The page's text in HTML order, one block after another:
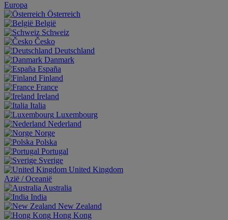
Europa
Österreich
België
Schweiz
Česko
Deutschland
Danmark
España
Finland
France
Ireland
Italia
Luxembourg
Nederland
Norge
Polska
Portugal
Sverige
United Kingdom
Aziё / Oceaniё
Australia
India
New Zealand
Hong Kong